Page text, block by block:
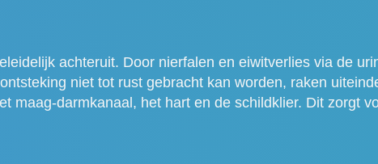
achteruit. Door nierfalen en eiwitverlies via de
niet tot rust gebracht kan worden, raken
maag-darmkanaal, het hart en de schildklier. Dit zorgt